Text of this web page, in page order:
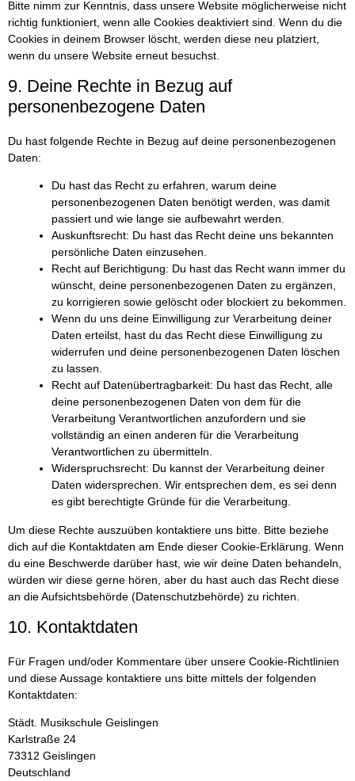
Bitte nimm zur Kenntnis, dass unsere Website möglicherweise nicht
richtig funktioniert, wenn alle Cookies deaktiviert sind. Wenn du die
Cookies in deinem Browser löscht, werden diese neu platziert,
wenn du unsere Website erneut besuchst.
9. Deine Rechte in Bezug auf
personenbezogene Daten
Du hast folgende Rechte in Bezug auf deine personenbezogenen
Daten:
Du hast das Recht zu erfahren, warum deine
personenbezogenen Daten benötigt werden, was damit
passiert und wie lange sie aufbewahrt werden.
Auskunftsrecht: Du hast das Recht deine uns bekannten
persönliche Daten einzusehen.
Recht auf Berichtigung: Du hast das Recht wann immer du
wünscht, deine personenbezogenen Daten zu ergänzen,
zu korrigieren sowie gelöscht oder blockiert zu bekommen.
Wenn du uns deine Einwilligung zur Verarbeitung deiner
Daten erteilst, hast du das Recht diese Einwilligung zu
widerrufen und deine personenbezogenen Daten löschen
zu lassen.
Recht auf Datenübertragbarkeit: Du hast das Recht, alle
deine personenbezogenen Daten von dem für die
Verarbeitung Verantwortlichen anzufordern und sie
vollständig an einen anderen für die Verarbeitung
Verantwortlichen zu übermitteln.
Widerspruchsrecht: Du kannst der Verarbeitung deiner
Daten widersprechen. Wir entsprechen dem, es sei denn
es gibt berechtigte Gründe für die Verarbeitung.
Um diese Rechte auszuüben kontaktiere uns bitte. Bitte beziehe
dich auf die Kontaktdaten am Ende dieser Cookie-Erklärung. Wenn
du eine Beschwerde darüber hast, wie wir deine Daten behandeln,
würden wir diese gerne hören, aber du hast auch das Recht diese
an die Aufsichtsbehörde (Datenschutzbehörde) zu richten.
10. Kontaktdaten
Für Fragen und/oder Kommentare über unsere Cookie-Richtlinien
und diese Aussage kontaktiere uns bitte mittels der folgenden
Kontaktdaten:
Städt. Musikschule Geislingen
Karlstraße 24
73312 Geislingen
Deutschland